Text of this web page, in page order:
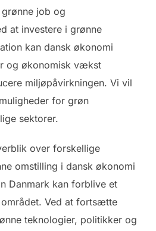
job og
at investere i grønne
kan dansk økonomi
og økonomisk vækst
miljøpåvirkningen. Vi vil
for grøn
sektorer.
over forskellige
omstilling i dansk økonomi
Danmark kan forblive et
Ved at fortsætte
teknologier, politikker og